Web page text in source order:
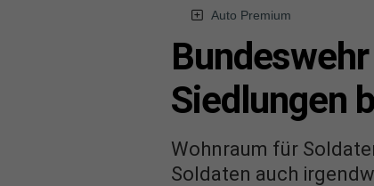
Auto Premium
Siedlungen
Wohnraum für
Soldaten auch